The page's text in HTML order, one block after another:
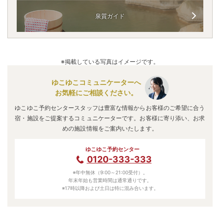
泉質ガイド
※掲載している写真はイメージです。
ゆこゆこコミュニケーターへ
お気軽にご相談ください。
ゆこゆこ予約センタースタッフは豊富な情報からお客様のご希望に合う
宿・施設をご提案するコミュニケーターです。お客様に寄り添い、お求
めの施設情報をご案内いたします。
ゆこゆこ予約センター
0120-333-333
※年中無休（9:00～21:00受付）。
年末年始も営業時間は通常通りです。
※17時以降および土日は特に混み合います。